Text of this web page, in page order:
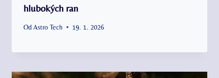
hlubokých ran
Od Astro Tech 19. 1. 2026